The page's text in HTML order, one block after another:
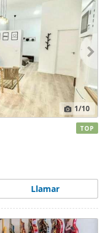
1/10
Llamar
TOP